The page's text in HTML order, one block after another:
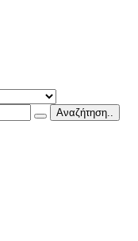
Αναζήτηση..